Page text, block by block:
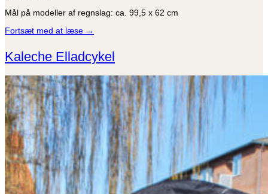
Mål på modeller af regnslag: ca. 99,5 x 62 cm
Fortsæt med at læse →
Kaleche Elladcykel